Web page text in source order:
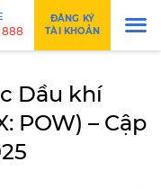
888
ĐĂNG KÝ
TÀI KHOẢN
Dầu khí
POW) – Cập